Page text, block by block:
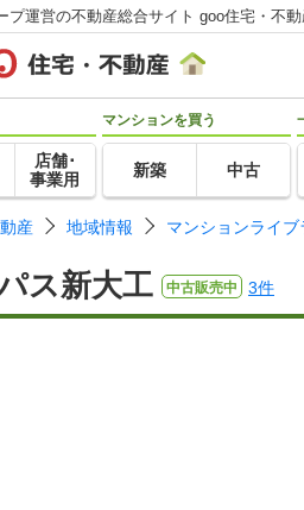
プ運営の不動産総合サイト goo住宅・不動
店舗･
事業用
マンションを買う
新築 中古
産 地域情報 マンションライブ
ス新大工 中古販売中 3件